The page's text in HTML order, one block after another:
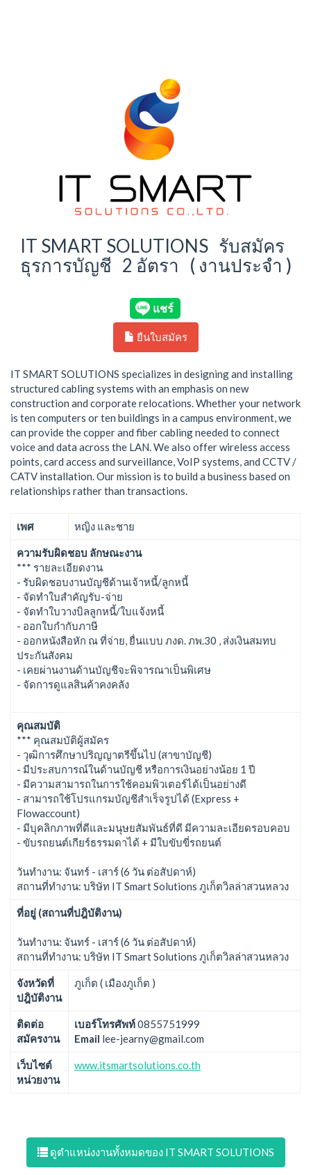
IT SMART SOLUTIONS รับสมัคร
ธุรการบัญชี 2 อัตรา ( งานประจำ )
ยืนใบสมัคร
IT SMART SOLUTIONS specializes in designing and installing
structured cabling systems with an emphasis on new
construction and corporate relocations. Whether your network
is ten computers or ten buildings in a campus environment, we
can provide the copper and fiber cabling needed to connect
voice and data across the LAN. We also offer wireless access
points, card access and surveillance, VoIP systems, and CCTV /
CATV installation. Our mission is to build a business based on
relationships rather than transactions.
เพศ หญิง และชาย
ความรับผิดชอบ ลักษณะงาน
*** รายละเอียดงาน
- รับผิดชอบงานบัญชีด้านเจ้าหนี้/ลูกหนี้
- จัดทำใบสำคัญรับ-จ่าย
- จัดทำใบวางบิลลูกหนี้/ใบแจ้งหนี้
- ออกใบกำกับภาษี
- ออกหนังสือหัก ณ ที่จ่าย, ยื่นแบบ ภงด. ภพ.30 , ส่งเงินสมทบ
ประกันสังคม
- เคยผ่านงานด้านบัญชีจะพิจารณาเป็นพิเศษ
- จัดการดูแลสินค้าคงคลัง
คุณสมบัติ
*** คุณสมบัติผู้สมัคร
- วุฒิการศึกษาปริญญาตรีขึ้นไป (สาขาบัญชี)
- มีประสบการณ์ในด้านบัญชี หรือการเงินอย่างน้อย 1 ปี
- มีความสามารถในการใช้คอมพิวเตอร์ได้เป็นอย่างดี
- สามารถใช้โปรแกรมบัญชีสำเร็จรูปได้ (Express +
Flowaccount)
- มีบุคลิกภาพที่ดีและมนุษยสัมพันธ์ที่ดี มีความละเอียดรอบคอบ
- ขับรถยนต์เกียร์ธรรมดาได้ + มีใบขับขี่รถยนต์
วันทำงาน: จันทร์ - เสาร์ (6 วัน ต่อสัปดาห์)
สถานที่ทำงาน: บริษัท IT Smart Solutions ภูเก็ตวิลล่าสวนหลวง
ที่อยู่ (สถานที่ปฎิบัติงาน)
วันทำงาน: จันทร์ - เสาร์ (6 วัน ต่อสัปดาห์)
สถานที่ทำงาน: บริษัท IT Smart Solutions ภูเก็ตวิลล่าสวนหลวง
จังหวัดที่
ปฎิบัติงาน
ภูเก็ต ( เมืองภูเก็ต )
ติดต่อ
สมัครงาน
เบอร์โทรศัพท์0855751999
Email lee-jearny@gmail.com
เว็บไซต์
หน่วยงาน
www.itsmartsolutions.co.th
ดูตำแหน่งงานทั้งหมดของ IT SMART SOLUTIONS